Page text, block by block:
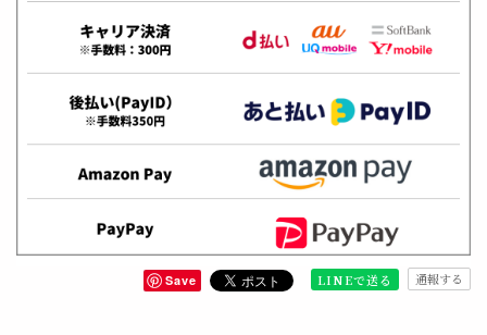
Save LINEで送る 通報する